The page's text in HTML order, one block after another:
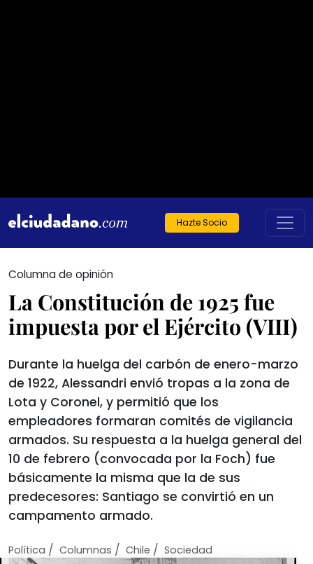
Hazte Socio
Columna de opinión
La Constitución de 1925 fue
impuesta por el Ejército (VIII)
Durante la huelga del carbón de enero-marzo
de 1922, Alessandri envió tropas a la zona de
Lota y Coronel, y permitió que los
empleadores formaran comités de vigilancia
armados. Su respuesta a la huelga general del
10 de febrero (convocada por la Foch) fue
básicamente la misma que la de sus
predecesores: Santiago se convirtió en un
campamento armado.
Política / Columnas / Chile / Sociedad